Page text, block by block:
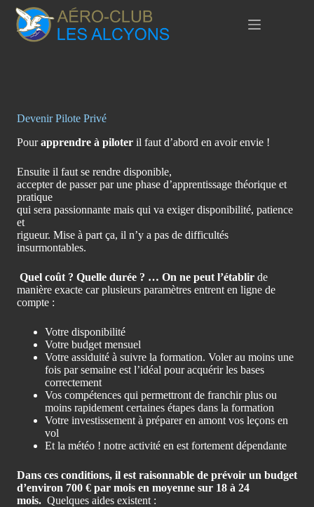
Passer
contenu
Devenir Pilote Privé
Pourapprendre à piloter il faut d’abord en avoir envie !
Ensuite il faut se rendre disponible,
accepter de passer par une phase d’apprentissage théorique et
pratique
qui sera passionnante mais qui va exiger disponibilité, patience
et
rigueur. Mise à part ça, il n’y a pas de difficultés
insurmontables.
Quel coût ? Quelle durée ? … On ne peut l’établir de
manière exacte car plusieurs paramètres entrent en ligne de
compte :
Votre disponibilité
Votre budget mensuel
Votre assiduité à suivre la formation. Voler au moins une
fois par semaine est l’idéal pour acquérir les bases
correctement
Vos compétences qui permettront de franchir plus ou
moins rapidement certaines étapes dans la formation
Votre investissement à préparer en amont vos leçons en
vol
Et la météo ! notre activité en est fortement dépendante
Dans ces conditions, il est raisonnable de prévoir un budget
d’environ 700 € par mois en moyenne sur 18 à 24
mois. Quelques aides existent :